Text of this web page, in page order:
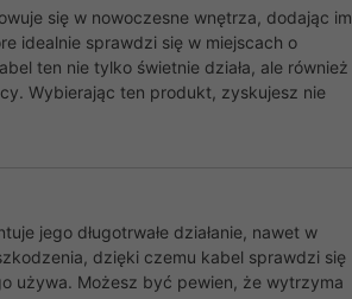
się w nowoczesne wnętrza, dodając im
idealnie sprawdzi się w miejscach o
ten nie tylko świetnie działa, ale również
Wybierając ten produkt, zyskujesz nie
jego długotrwałe działanie, nawet w
dzięki czemu kabel sprawdzi się
używa. Możesz być pewien, że wytrzyma